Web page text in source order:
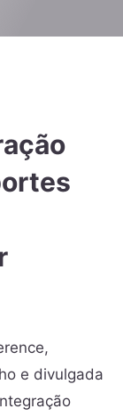
e divulgada